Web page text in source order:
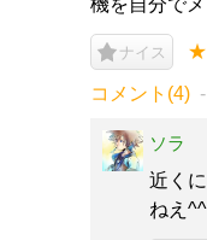
機を自分で
ナイス
コメント(4)
ソラ
近く
ねえ